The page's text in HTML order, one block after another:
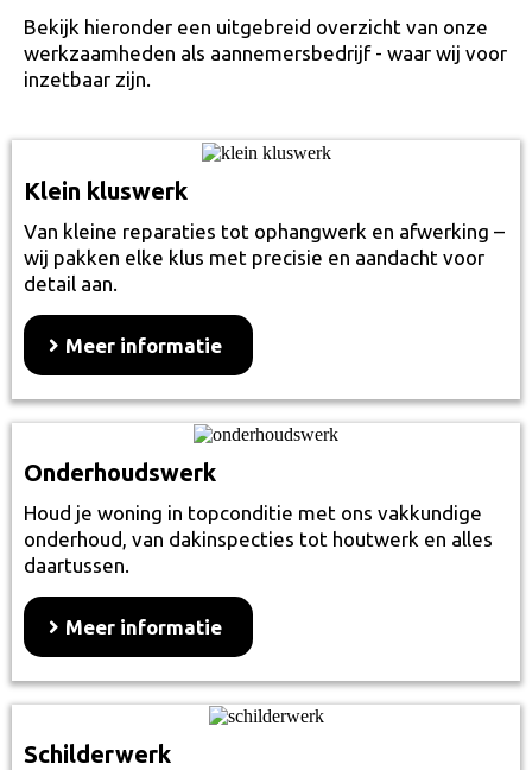
Bekijk hieronder een uitgebreid overzicht van onze
werkzaamheden als aannemersbedrijf - waar wij voor
inzetbaar zijn.
Klein kluswerk
Van kleine reparaties tot ophangwerk en afwerking –
wij pakken elke klus met precisie en aandacht voor
detail aan.
Meer informatie
Onderhoudswerk
Houd je woning in topconditie met ons vakkundige
onderhoud, van dakinspecties tot houtwerk en alles
daartussen.
Meer informatie
Schilderwerk